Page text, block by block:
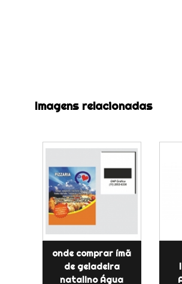
Imagens relacionadas
onde comprar ímã
de geladeira
natalino Água